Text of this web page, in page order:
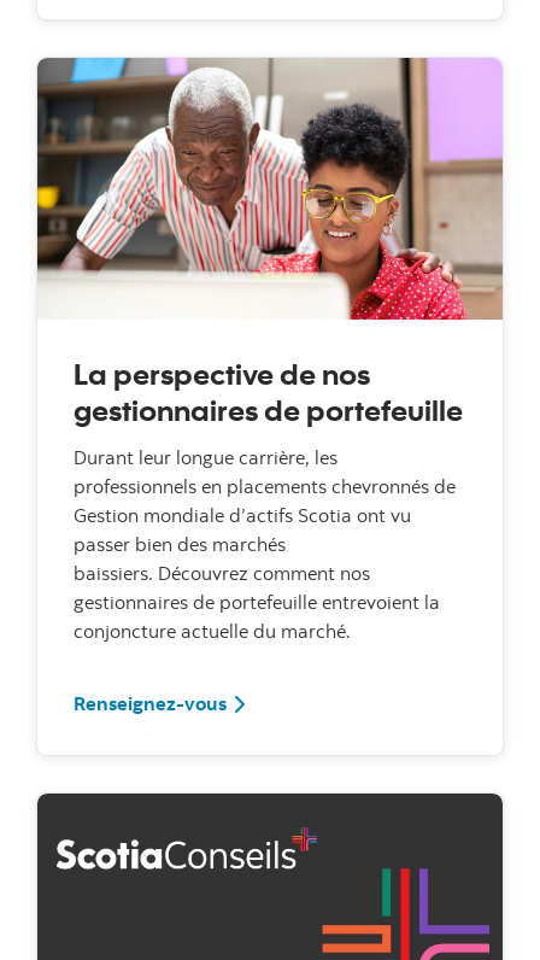
La perspective de nos
gestionnaires de portefeuille
Durant leur longue carrière, les
professionnels en placements chevronnés de
Gestion mondiale d’actifs Scotia ont vu
passer bien des marchés
baissiers. Découvrez comment nos
gestionnaires de portefeuille entrevoient la
conjoncture actuelle du marché.
Renseignez-vousLa perspective de nos